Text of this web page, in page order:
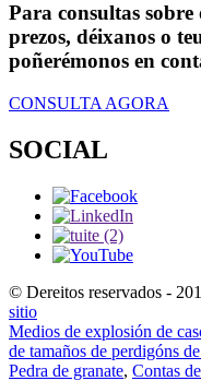
Para consultas
prezos, déixanos o
poñerémonos en
CONSULTA AGORA
SOCIAL
© Dereitos reservados -
sitio
Medios de explosión de
de tamaños de perdigóns
Pedra de granate, Contas